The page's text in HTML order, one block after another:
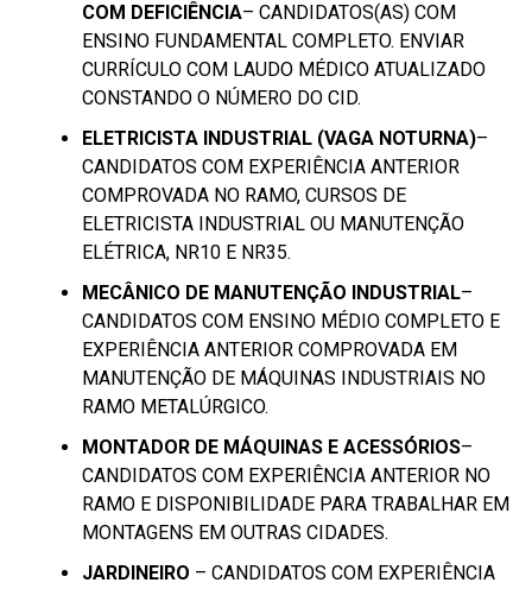
COM DEFICIÊNCIA– CANDIDATOS(AS) COM
ENSINO FUNDAMENTAL COMPLETO. ENVIAR
CURRÍCULO COM LAUDO MÉDICO ATUALIZADO
CONSTANDO O NÚMERO DO CID.
ELETRICISTA INDUSTRIAL (VAGA NOTURNA)–
CANDIDATOS COM EXPERIÊNCIA ANTERIOR
COMPROVADA NO RAMO, CURSOS DE
ELETRICISTA INDUSTRIAL OU MANUTENÇÃO
ELÉTRICA, NR10 E NR35.
MECÂNICO DE MANUTENÇÃO INDUSTRIAL–
CANDIDATOS COM ENSINO MÉDIO COMPLETO E
EXPERIÊNCIA ANTERIOR COMPROVADA EM
MANUTENÇÃO DE MÁQUINAS INDUSTRIAIS NO
RAMO METALÚRGICO.
MONTADOR DE MÁQUINAS E ACESSÓRIOS–
CANDIDATOS COM EXPERIÊNCIA ANTERIOR NO
RAMO E DISPONIBILIDADE PARA TRABALHAR EM
MONTAGENS EM OUTRAS CIDADES.
JARDINEIRO – CANDIDATOS COM EXPERIÊNCIA